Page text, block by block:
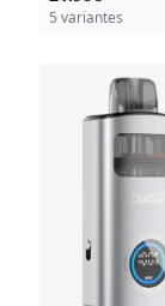
5 variantes